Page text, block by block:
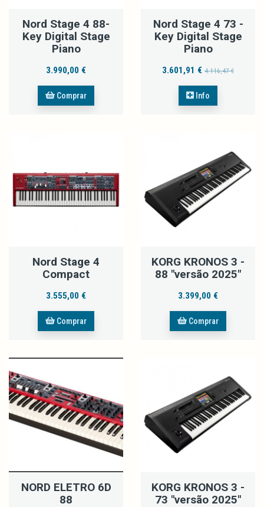
Nord Stage 4 88-
Key Digital Stage
Piano
3.990,00 €
Comprar
Nord Stage 4 73 -
Key Digital Stage
Piano
3.601,91 € 4.116,47 €
Info
Nord Stage 4
Compact
3.555,00 €
Comprar
KORG KRONOS 3 -
88 "versão 2025"
3.399,00 €
Comprar
NORD ELETRO 6D
88
KORG KRONOS 3 -
73 "versão 2025"